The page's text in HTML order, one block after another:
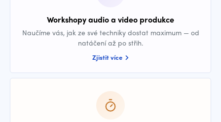
Workshopy audio a video produkce
Naučíme vás, jak ze své techniky dostat maximum — od
natáčení až po střih.
Zjistit více